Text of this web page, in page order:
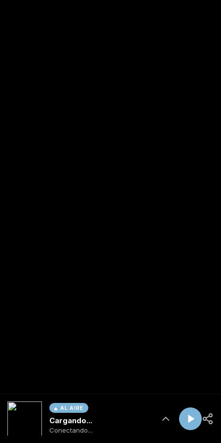
AL AIRE
Cargando...
Conectando...